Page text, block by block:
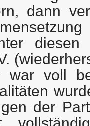
dann
war voll
der